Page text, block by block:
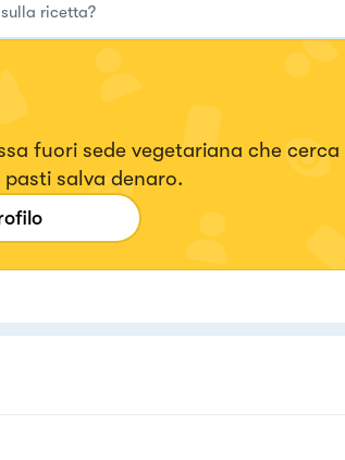
fuori sede vegetariana che cerca
pasti salva denaro.